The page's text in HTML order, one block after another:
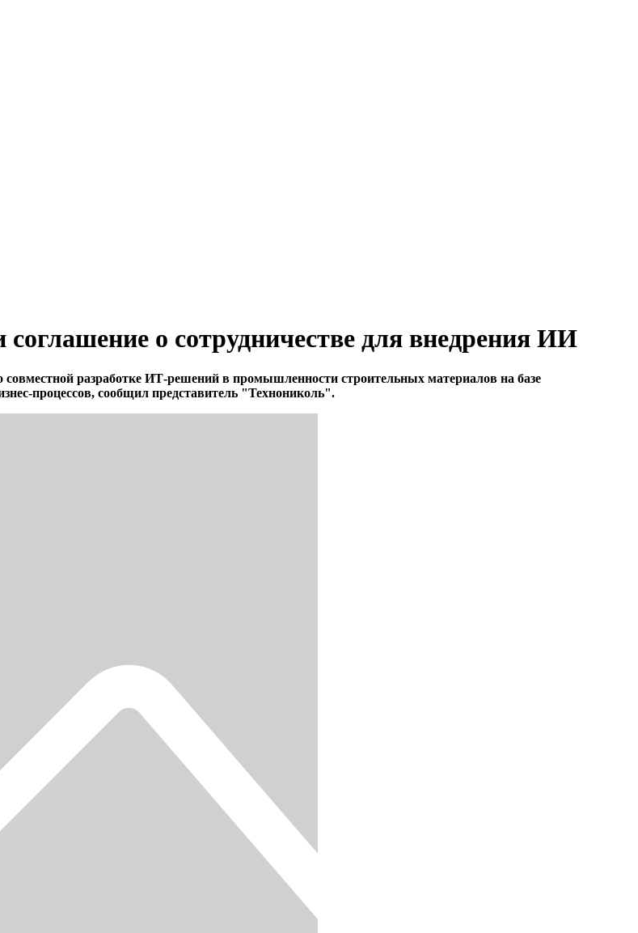
о сотрудничестве для внедрения ИИ
разработке ИТ-решений в промышленности строительных материалов на базе
процессов, сообщил представитель "Технониколь".